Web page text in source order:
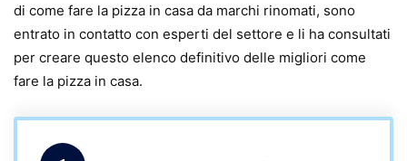
di come fare la pizza in casa da marchi rinomati, sono
entrato in contatto con esperti del settore e li ha consultati
per creare questo elenco definitivo delle migliori come
fare la pizza in casa.